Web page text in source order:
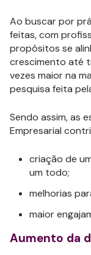
Ao buscar por
feitas, com
propósitos se
crescimento até
vezes maior na
pesquisa feita
Sendo assim, as
Empresarial
criação de
um todo;
melhorias
maior
Aumento da